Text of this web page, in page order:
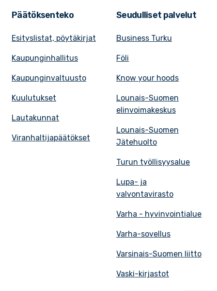
Päätöksenteko
Esityslistat, pöytäkirjat
Kaupunginhallitus
Kaupunginvaltuusto
Kuulutukset
Lautakunnat
Viranhaltijapäätökset
Seudulliset palvelut
Business Turku
Föli
Know your hoods
Lounais-Suomen
elinvoimakeskus
Lounais-Suomen
Jätehuolto
Turun työllisyysalue
Lupa- ja
valvontavirasto
Varha - hyvinvointialue
Varha-sovellus
Varsinais-Suomen liitto
Vaski-kirjastot